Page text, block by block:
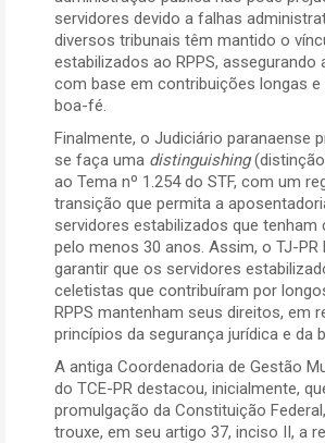
servidores devido a falhas
diversos tribunais têm mantido o
estabilizados ao RPPS, assegurando
com base em contribuições longas
boa-fé.
Finalmente, o Judiciário paranaense
se faça uma distinguishing
ao Tema nº 1.254 do STF, com um
transição que permita a
servidores estabilizados que tenham
pelo menos 30 anos. Assim, o TJ-PR
garantir que os servidores
celetistas que contribuíram por
RPPS mantenham seus direitos, em
princípios da segurança jurídica e da
A antiga Coordenadoria de Gestão
do TCE-PR destacou, inicialmente,
promulgação da Constituição
trouxe, em seu artigo 37, inciso II, a